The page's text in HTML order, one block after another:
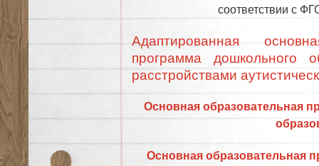
соответствии с
Адаптированная
программа дошкольного
расстройствами
Основная образовательная
Основная образовательная